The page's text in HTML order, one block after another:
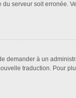
serveur soit erronée.
demander à un
traduction. Pour